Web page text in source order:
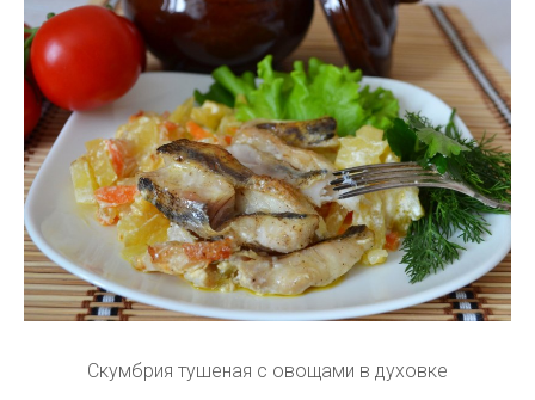
Скумбрия тушеная с овощами в духовке